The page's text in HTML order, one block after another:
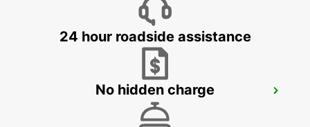
24 hour roadside assistance
No hidden charge